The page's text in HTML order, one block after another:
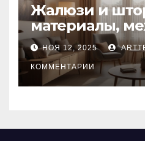
Жалюзи и
материалы,
управления и
НОЯ 12, 2025
КОММЕНТАРИИ